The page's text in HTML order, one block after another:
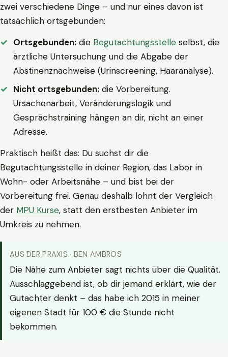
zwei verschiedene Dinge – und nur eines davon ist
tatsächlich ortsgebunden:
Ortsgebunden: die Begutachtungsstelle selbst, die
ärztliche Untersuchung und die Abgabe der
Abstinenznachweise (Urinscreening, Haaranalyse).
Nicht ortsgebunden: die Vorbereitung.
Ursachenarbeit, Veränderungslogik und
Gesprächstraining hängen an dir, nicht an einer
Adresse.
Praktisch heißt das: Du suchst dir die
Begutachtungsstelle in deiner Region, das Labor in
Wohn- oder Arbeitsnähe – und bist bei der
Vorbereitung frei. Genau deshalb lohnt der Vergleich
der MPU Kurse, statt den erstbesten Anbieter im
Umkreis zu nehmen.
AUS DER PRAXIS · BEN AMBROS
Die Nähe zum Anbieter sagt nichts über die Qualität.
Ausschlaggebend ist, ob dir jemand erklärt, wie der
Gutachter denkt – das habe ich 2015 in meiner
eigenen Stadt für 100 € die Stunde nicht
bekommen.